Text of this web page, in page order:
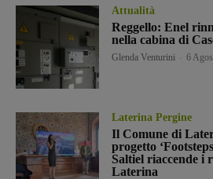
Attualità
Reggello: Enel
nella cabina di
Glenda Venturini 6
Laterina Pergine
Il Comune di
progetto
Saltiel riaccende i
Laterina